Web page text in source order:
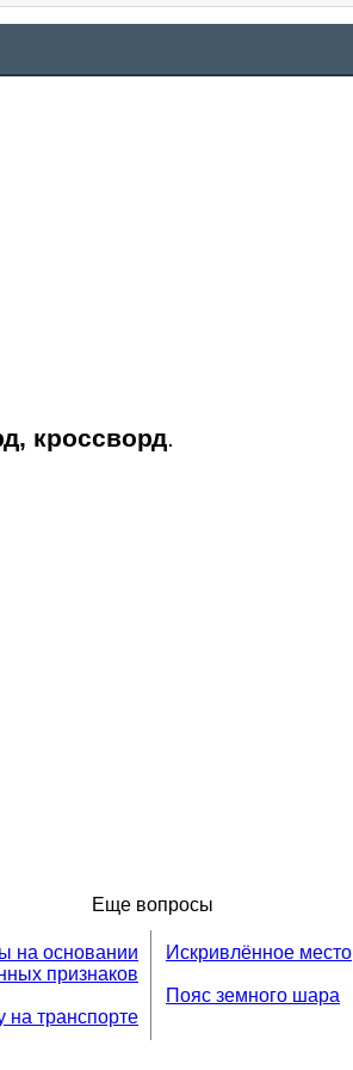
кроссворд.
Еще вопросы
на основании
признаков
транспорте
Искривлённое место
Пояс земного шара